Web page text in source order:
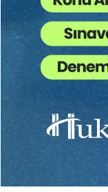
hükümden
imkânsız
Aykırılık,
Mücerretlik,